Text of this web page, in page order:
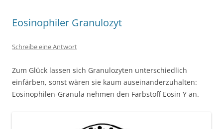
Eosinophiler Granulozyt
Schreibe eine Antwort
Zum Glück lassen sich Granulozyten unterschiedlich
einfärben, sonst wären sie kaum auseinanderzuhalten:
Eosinophilen-Granula nehmen den Farbstoff Eosin Y an.